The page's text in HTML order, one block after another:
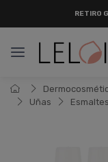
RETIRO
Uñas
Esmaltes